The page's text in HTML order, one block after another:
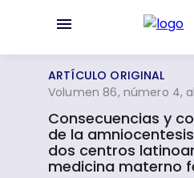
ARTÍCULO ORIGINAL
Volumen 86, número 4,
Consecuencias y
de la
dos centros
medicina materno